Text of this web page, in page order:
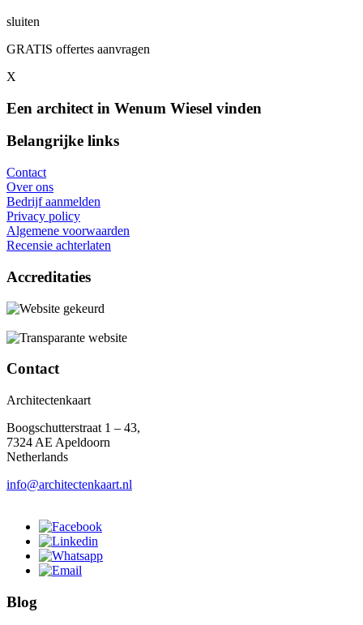
sluiten
GRATIS offertes aanvragen
X
Een architect in Wenum Wiesel vinden
Belangrijke links
Contact
Over ons
Bedrijf aanmelden
Privacy policy
Algemene voorwaarden
Recensie achterlaten
Accreditaties
Contact
Architectenkaart
Boogschutterstraat 1 – 43,
7324 AE Apeldoorn
Netherlands
info@architectenkaart.nl
Blog